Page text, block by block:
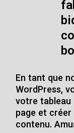
En tant que
WordPress,
votre tableau
page et
contenu.